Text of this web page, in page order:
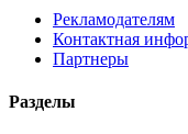
Рекламодателям
Контактная
Партнеры
Разделы